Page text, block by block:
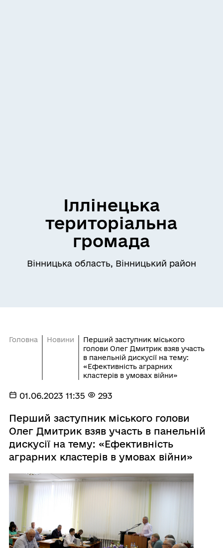
Іллінецька
територіальна
громада
Вінницька область, Вінницький район
Головна Новини
Перший заступник міського
голови Олег Дмитрик взяв участь
в панельній дискусії на тему:
«Ефективність аграрних
кластерів в умовах війни»
01.06.2023 11:35 293
Перший заступник міського голови
Олег Дмитрик взяв участь в панельній
дискусії на тему: «Ефективність
аграрних кластерів в умовах війни»